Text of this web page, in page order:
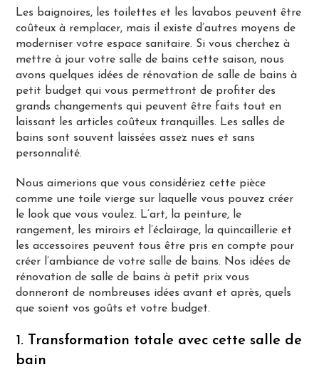
Les baignoires, les toilettes et les lavabos peuvent être
coûteux à remplacer, mais il existe d’autres moyens de
moderniser votre espace sanitaire. Si vous cherchez à
mettre à jour votre salle de bains cette saison, nous
avons quelques idées de rénovation de salle de bains à
petit budget qui vous permettront de profiter des
grands changements qui peuvent être faits tout en
laissant les articles coûteux tranquilles. Les salles de
bains sont souvent laissées assez nues et sans
personnalité.
Nous aimerions que vous considériez cette pièce
comme une toile vierge sur laquelle vous pouvez créer
le look que vous voulez. L’art, la peinture, le
rangement, les miroirs et l’éclairage, la quincaillerie et
les accessoires peuvent tous être pris en compte pour
créer l’ambiance de votre salle de bains. Nos idées de
rénovation de salle de bains à petit prix vous
donneront de nombreuses idées avant et après, quels
que soient vos goûts et votre budget.
1. Transformation totale avec cette salle de
bain